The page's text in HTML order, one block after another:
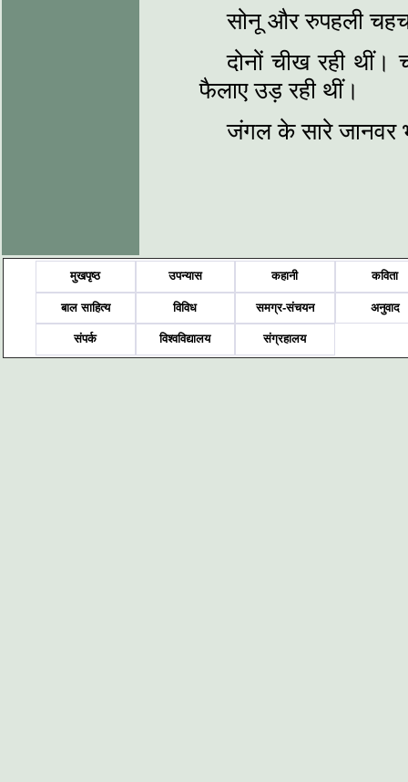
सोनू और रुपहली
दोनों चीख रही
फैलाए उड़ रही थीं।
जंगल के सारे जानवर
मुखपृष्ठ उपन्यास कहानी कविता
बाल साहित्य विविध समग्र-संचयन अनुवाद
संपर्क विश्वविद्यालय संग्रहालय